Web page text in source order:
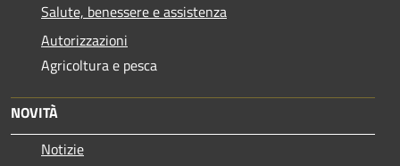
Salute, benessere e assistenza
Autorizzazioni
Agricoltura e pesca
NOVITÀ
Notizie